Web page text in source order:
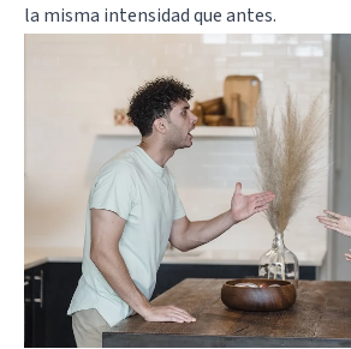
la misma intensidad que antes.